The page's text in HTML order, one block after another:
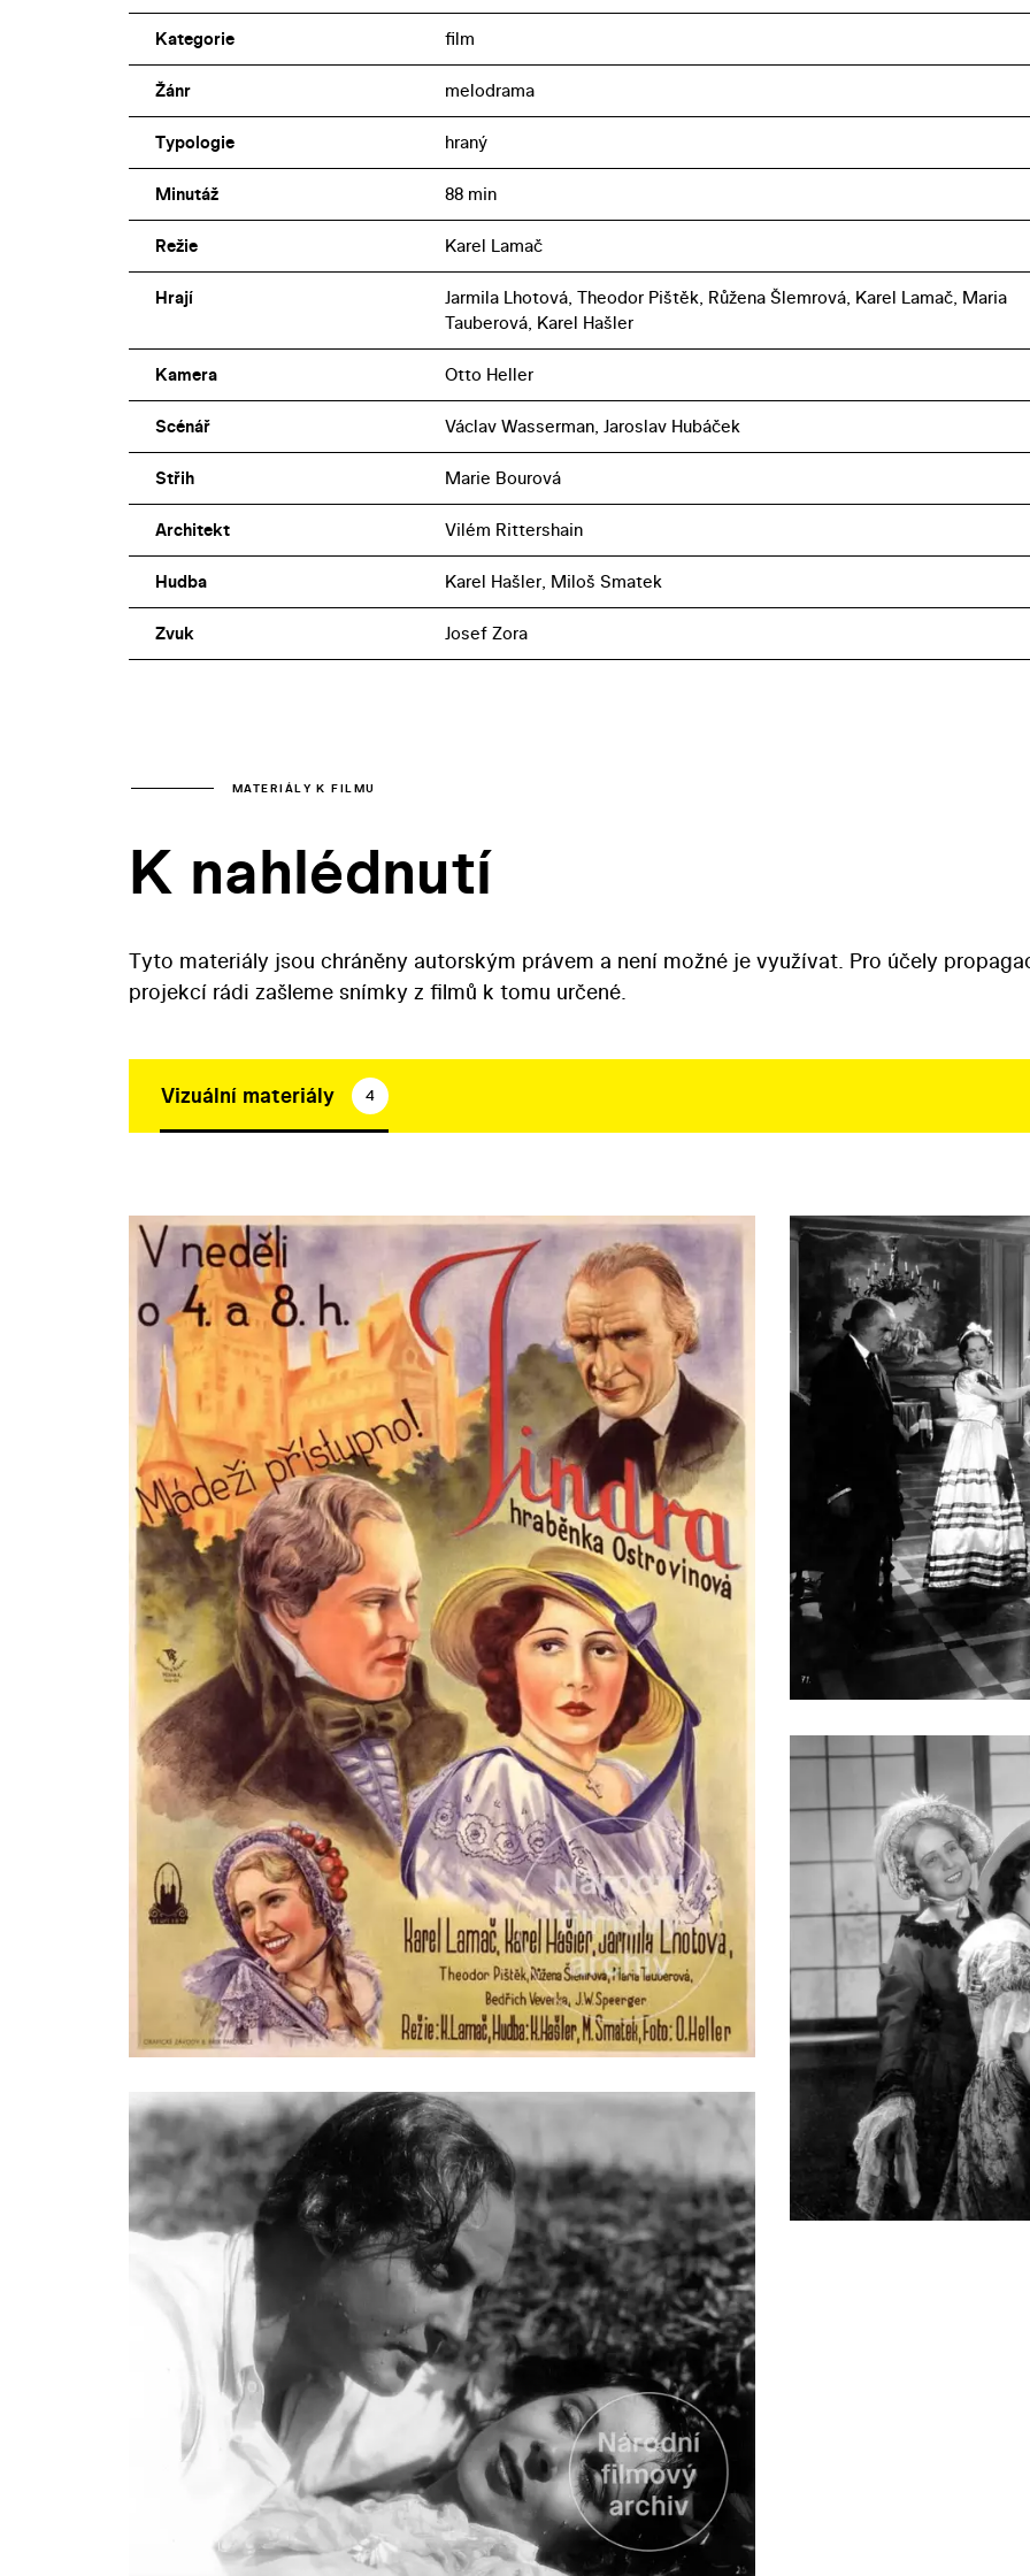
Kategorie film
Žánr melodrama
Typologie hraný
Minutáž 88 min
Režie Karel Lamač
Hrají
Jarmila Lhotová, Theodor Pištěk, Růžena Šlemrová, Karel Lamač, Maria
Tauberová, Karel Hašler
Kamera Otto Heller
Scénář Václav Wasserman, Jaroslav Hubáček
Střih Marie Bourová
Architekt Vilém Rittershain
Hudba Karel Hašler, Miloš Smatek
Zvuk Josef Zora
MATERIÁLY K FILMU
K nahlédnutí
Tyto materiály jsou chráněny autorským právem a není možné je využívat. Pro účely
projekcí rádi zašleme snímky z filmů k tomu určené.
Vizuální materiály 4